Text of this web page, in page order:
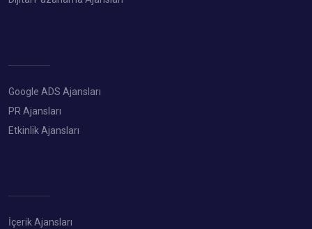
Google ADS Ajansları
PR Ajansları
Etkinlik Ajansları
İçerik Ajansları